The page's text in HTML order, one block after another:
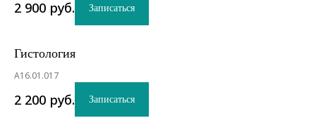
2 900 руб. Записаться
Гистология
A16.01.017
2 200 руб. Записаться